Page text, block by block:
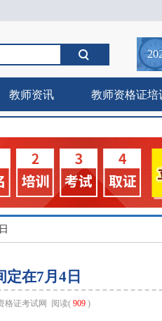
教师资讯 教师资格证培
在7月4日
格证考试网 阅读( 909 )